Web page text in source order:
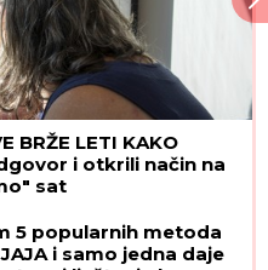
BRŽE LETI KAKO
i otkrili način na
sat
5 popularnih metoda
JAJA i samo jedna daje